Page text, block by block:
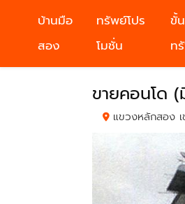
บ้านมือ
สอง
ทรัพย์โปร
โมชั่น
ขั้
ท
ขายคอนโด
แขวงหลักสอง